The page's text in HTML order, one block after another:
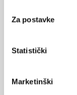
Za postavke
Statistički
Marketinški
07.05.2021.
Lokalni
akutne